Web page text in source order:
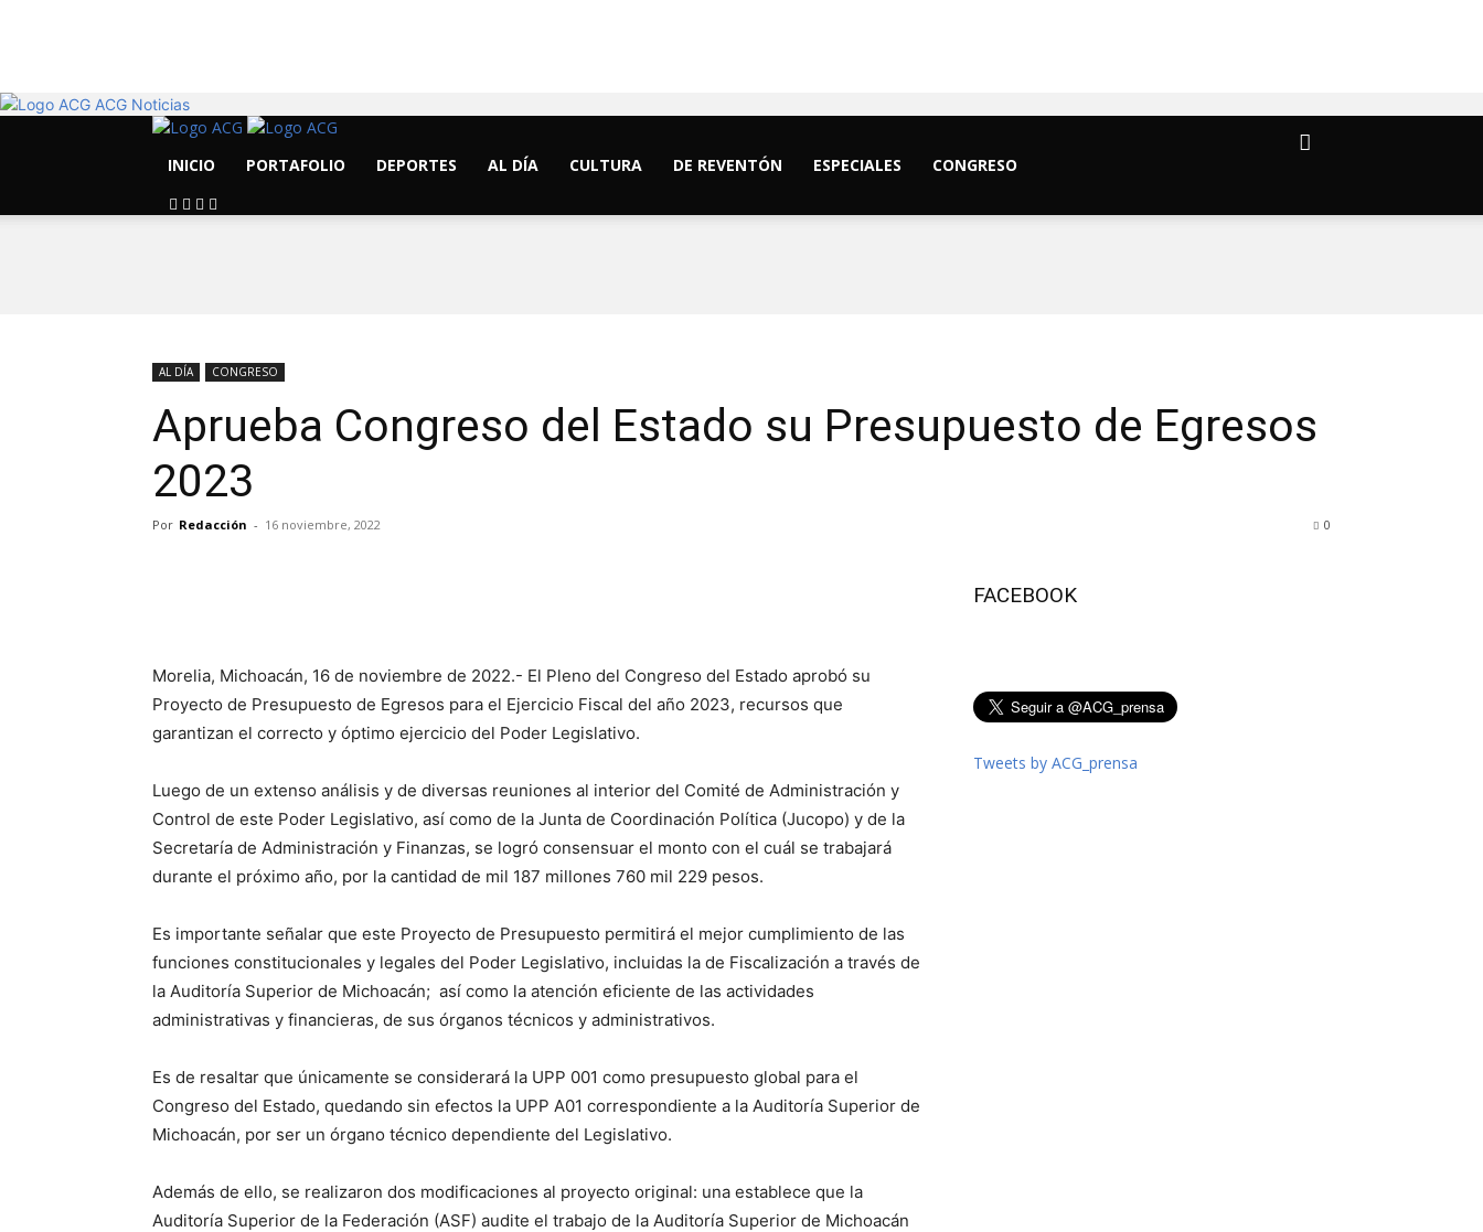
ACG Noticias
INICIO PORTAFOLIO DEPORTES AL DÍA CULTURA DE REVENTÓN ESPECIALES CONGRESO
AL DÍA CONGRESO
Aprueba Congreso del Estado su Presupuesto de Egresos
2023
Por Redacción - 16 noviembre, 2022 0
Morelia, Michoacán, 16 de noviembre de 2022.- El Pleno del Congreso del Estado aprobó su
Proyecto de Presupuesto de Egresos para el Ejercicio Fiscal del año 2023, recursos que
garantizan el correcto y óptimo ejercicio del Poder Legislativo.
Luego de un extenso análisis y de diversas reuniones al interior del Comité de Administración y
Control de este Poder Legislativo, así como de la Junta de Coordinación Política (Jucopo) y de la
Secretaría de Administración y Finanzas, se logró consensuar el monto con el cuál se trabajará
durante el próximo año, por la cantidad de mil 187 millones 760 mil 229 pesos.
Es importante señalar que este Proyecto de Presupuesto permitirá el mejor cumplimiento de las
funciones constitucionales y legales del Poder Legislativo, incluidas la de Fiscalización a través de
la Auditoría Superior de Michoacán; así como la atención eficiente de las actividades
administrativas y financieras, de sus órganos técnicos y administrativos.
Es de resaltar que únicamente se considerará la UPP 001 como presupuesto global para el
Congreso del Estado, quedando sin efectos la UPP A01 correspondiente a la Auditoría Superior de
Michoacán, por ser un órgano técnico dependiente del Legislativo.
Además de ello, se realizaron dos modificaciones al proyecto original: una establece que la
Auditoría Superior de la Federación (ASF) audite el trabajo de la Auditoría Superior de Michoacán
FACEBOOK
Tweets by ACG_prensa